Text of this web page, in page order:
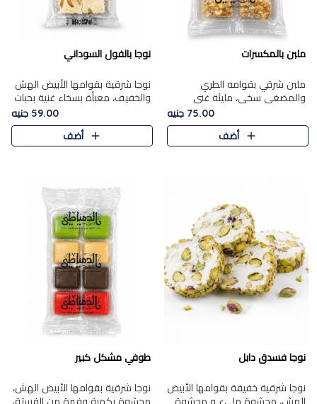
ملبن بالمكسرات
ملبن شرقي بقوامه الطري
والمضغي سخي، مليئة غني
بتشكيلة فاخرة من المكسرات
مشكلة المختارة التي تقدم تضيف
قرمشة مميزة مرضية ونكهة
75.00 جنيه
أضف
نوجا بالفول السوداني
نوجا شرقية بقوامها الأبيض الهش
والخفيف، معبأة بسخاء غنية بحبات
الفول السوداني المحمص التي
يقدم تضيف قرمشة مميزة مرضية
وتوازنًا رائعًا مع حلا..
59.00 جنيه
أضف
نوجا فسدق دابل
نوجا شرقية خفيفة بقوامها الأبيض
الهش، محشوة مليء و محشوة
طوفي مشكل كبير
نوجا شرقية بقوامها الأبيض الهش،
محشوة بكمية وفيرة من الفستق